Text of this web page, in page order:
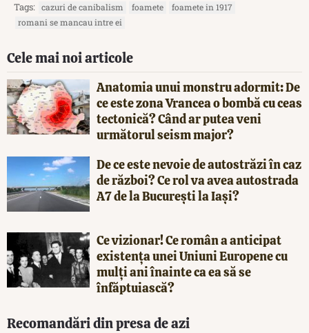
Tags: cazuri de canibalism foamete
foamete in 1917
romani se mancau intre ei
Cele mai noi articole
Anatomia unui monstru adormit: De
ce este zona Vrancea o bombă cu ceas
tectonică? Când ar putea veni
următorul seism major?
De ce este nevoie de autostrăzi în caz
de război? Ce rol va avea autostrada
A7 de la București la Iași?
Ce vizionar! Ce român a anticipat
existența unei Uniuni Europene cu
mulți ani înainte ca ea să se
înfăptuiască?
Recomandări din presa de azi